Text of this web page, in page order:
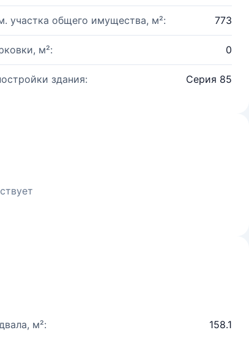
участка общего имущества, м²: 773
м²: 0
здания: Серия 85
м²: 158.1